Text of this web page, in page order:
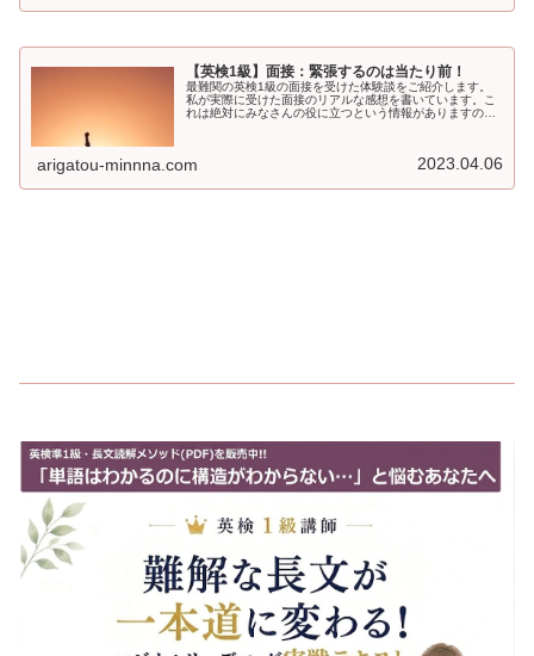
【英検1級】面接：緊張するのは当たり前！
最難関の英検1級の面接を受けた体験談をご紹介します。
私が実際に受けた面接のリアルな感想を書いています。こ
れは絶対にみなさんの役に立つという情報がありますの
arigatou-minnna.com 2023.04.06